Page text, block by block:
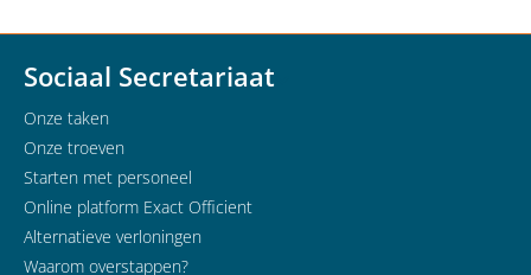
Sociaal Secretariaat
Onze taken
Onze troeven
Starten met personeel
Online platform Exact Officient
Alternatieve verloningen
Waarom overstappen?